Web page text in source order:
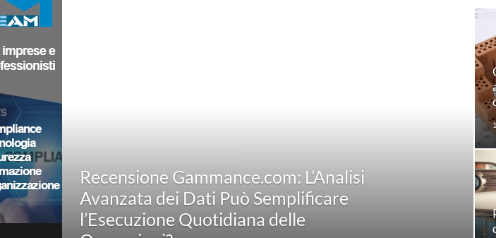
Recensione Gammance.com: L’Analisi
Avanzata dei Dati Può Semplificare
l’Esecuzione Quotidiana delle